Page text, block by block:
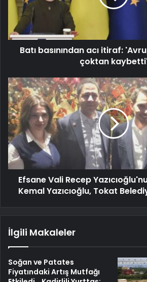
Batı basınından acı itiraf:
çoktan
Efsane Vali Recep
Kemal Yazıcıoğlu, Tokat
İlgili Makaleler
Soğan ve Patates
Fiyatındaki Artış Mutfağı